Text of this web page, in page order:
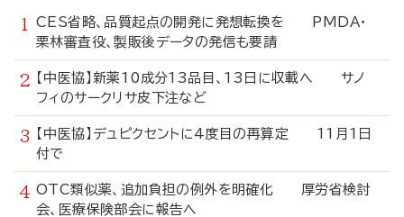
CES省略、品質起点の開発に発想転換を PMDA・
栗林審査役、製販後データの発信も要請
【中医協】新薬10成分13品目、13日に収載へ サノ
フィのサークリサ皮下注など
【中医協】デュピクセントに4度目の再算定 11月1日
付で
OTC類似薬、追加負担の例外を明確化 厚労省検討
会、医療保険部会に報告へ